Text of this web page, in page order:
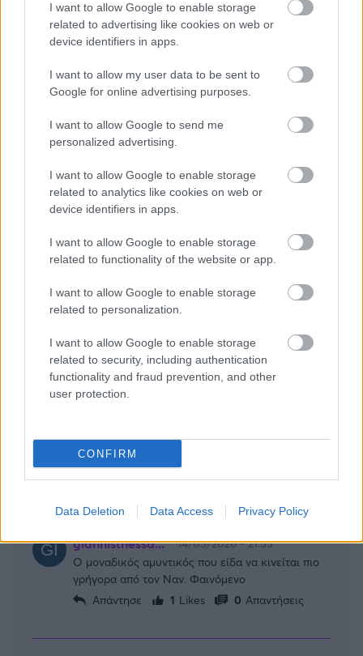
I want to allow Google to enable storage
related to advertising like cookies on web or
device identifiers in apps.
I want to allow my user data to be sent to
Google for online advertising purposes.
I want to allow Google to send me
personalized advertising.
I want to allow Google to enable storage
related to analytics like cookies on web or
device identifiers in apps.
I want to allow Google to enable storage
related to functionality of the website or app.
I want to allow Google to enable storage
related to personalization.
I want to allow Google to enable storage
related to security, including authentication
functionality and fraud prevention, and other
user protection.
CONFIRM
Data Deletion Data Access Privacy Policy
Για να προσθέσεις το σχόλιο
σου πρέπει να συνδεθείς
στο my gazzetta!
Εγγραφή Σύνδεση
Πρόσφατα
Το όνομά του είναι ΜΠαντίο
Απάντησε
0
Α ΠΑΠ
14/05/2026 - 22:24
Ο παίκτης που μάρκαρε το Ναν κ αντιστρόφως
σούπερ σταρ κ έβαλε κ καλαθια....Αλήθεια τι
συμβόλαιο έχει?
Απάντησε
0 Likes 0 Απαντήσεις
giannisthessa...
14/05/2026 - 21:55
Ο μοναδικός αμυντικός που είδα να κινείται πιο
γρήγορα από τον Ναν. Φαινόμενο
Απάντησε
1 Likes 0 Απαντήσεις